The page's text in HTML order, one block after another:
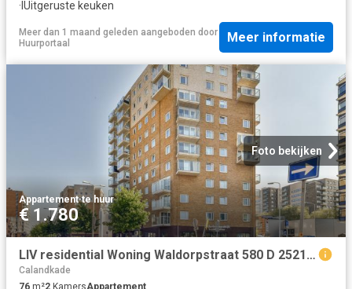
· IUitgeruste keuken
Meer dan 1 maand geleden aangeboden door
Huurportaal
Meer informatie
Foto bekijken
Appartement·te huur
€ 1.780
LIV residential Woning Waldorpstraat 580 D 2521CK Den Haag in Den Haag den haag
Calandkade
76 m²2 KamersAppartement